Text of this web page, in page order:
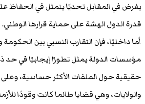
يفرض في المقابل تحديًا يتمثل في الحفاظ
قدرة الدول الهشة على حماية قرارها الوطني.
أما داخليًا، فإن التقارب النسبي بين
مؤسسات الدولة يمثل تطورًا إيجابيًا في حد
حقيقية حول الملفات الأكثر حساسية، وعلى
والولايات، وهي قضايا طالما كانت وقودًا